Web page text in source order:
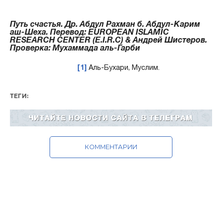
Путь счастья. Др. Абдул Рахман б. Абдул-Карим
аш-Шеха. Перевод: EUROPEAN ISLAMIC
RESEARCH CENTER (E.I.R.C) & Андрей Шистеров.
Проверка: Мухаммада аль-Гарби
[1] Аль-Бухари, Муслим.
ТЕГИ:
КОММЕНТАРИИ